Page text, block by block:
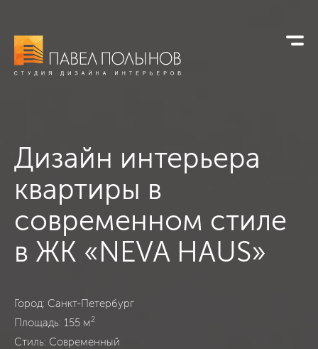
Дизайн интерьера
квартиры в
современном стиле
в ЖК «NEVA HAUS»
ЖК «NEVA HAUS», Санкт-Петербург, Современный, 155
Город: Санкт-Петербург
Площадь: 155 м2
Стиль: Современный